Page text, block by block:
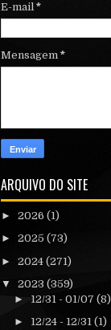
E-mail *
Mensagem*
ARQUIVO DO SITE
► 2026 (1)
► 2025 (73)
► 2024 (271)
▼ 2023 (359)
► 12/31 - 01/07 (8)
► 12/24 - 12/31 (1)